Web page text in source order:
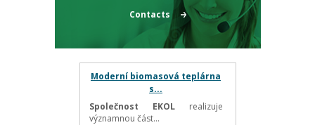
Contacts
Moderní biomasová teplárna
s...
Společnost EKOLrealizuje
významnou část...